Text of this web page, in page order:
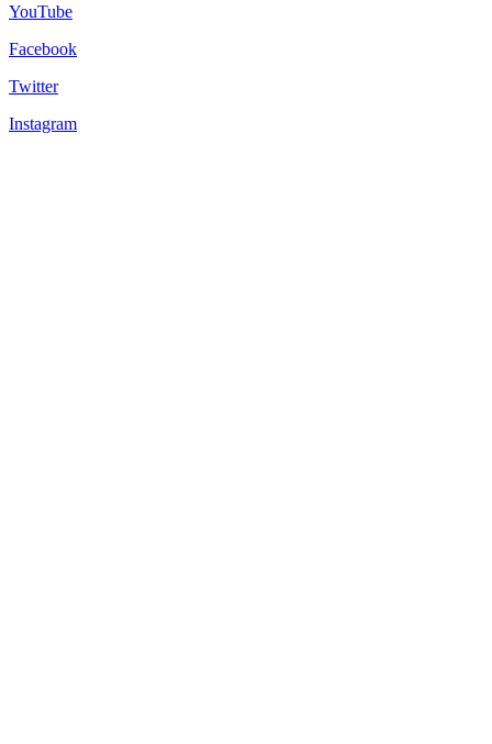
YouTube
Facebook
Twitter
Instagram